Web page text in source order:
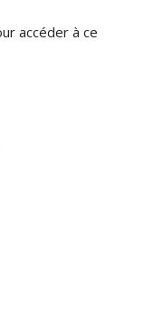
accéder à ce